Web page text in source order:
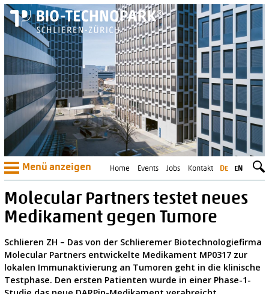
Menü anzeigen DE EN
Home Events Jobs Kontakt
Molecular Partners testet neues
Medikament gegen Tumore
Schlieren ZH – Das von der Schlieremer Biotechnologiefirma
Molecular Partners entwickelte Medikament MP0317 zur
lokalen Immunaktivierung an Tumoren geht in die klinische
Testphase. Den ersten Patienten wurde in einer Phase-1-